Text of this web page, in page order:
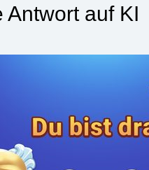
Antwort auf